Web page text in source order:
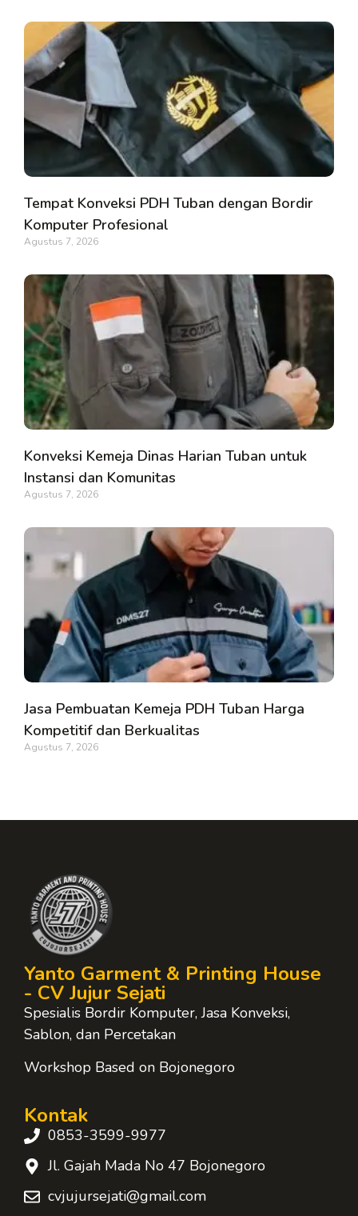
Tempat Konveksi PDH Tuban dengan Bordir
Komputer Profesional
Agustus 7, 2026
Konveksi Kemeja Dinas Harian Tuban untuk
Instansi dan Komunitas
Agustus 7, 2026
Jasa Pembuatan Kemeja PDH Tuban Harga
Kompetitif dan Berkualitas
Agustus 7, 2026
Yanto Garment & Printing House
- CV Jujur Sejati
Spesialis Bordir Komputer, Jasa Konveksi,
Sablon, dan Percetakan
Workshop Based on Bojonegoro
Kontak
0853-3599-9977
Jl. Gajah Mada No 47 Bojonegoro
cvjujursejati@gmail.com